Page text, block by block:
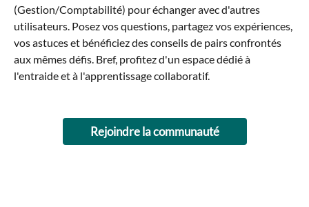
(Gestion/Comptabilité) pour échanger avec d'autres
utilisateurs. Posez vos questions, partagez vos expériences,
vos astuces et bénéficiez des conseils de pairs confrontés
aux mêmes défis. Bref, profitez d'un espace dédié à
l'entraide et à l'apprentissage collaboratif.
Rejoindre la communauté